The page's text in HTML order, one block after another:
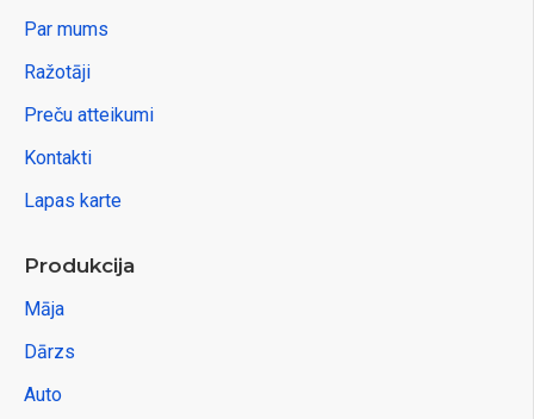
Par mums
Ražotāji
Preču atteikumi
Kontakti
Lapas karte
Produkcija
Māja
Dārzs
Auto